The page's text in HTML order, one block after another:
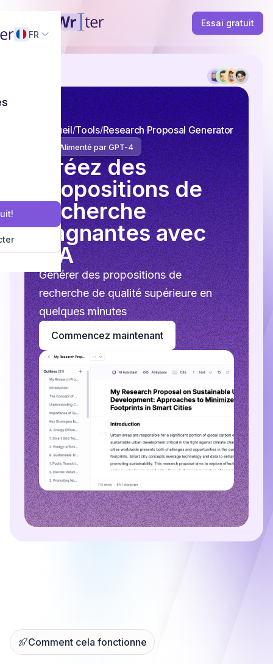
Essai gratuit
FR
Accueil Tools Research Proposal Generator
Alimenté par GPT-4
Créez des
propositions de
recherche
gagnantes avec
l'IA
Générer des propositions de
recherche de qualité supérieure en
quelques minutes
Commencez maintenant
Comment cela fonctionne